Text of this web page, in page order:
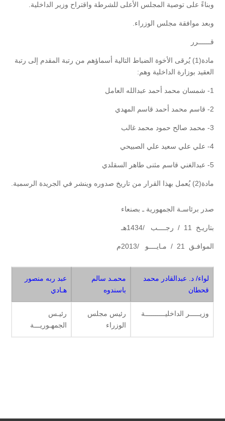
وبناءً على توصية المجلس الأعلى للشرطة واقتراح وزير الداخلية.
وبعد موافقة مجلس الوزراء.
قــــــرر
مادة(1) يُرقى الأخوة الضباط التالية أسماؤهم من رتبة المقدم إلى رتبة
العقيد بوزارة الداخلية وهم:
1- شمسان محمد أحمد عبدالله العامل
2- قاسم محمد أحمد قاسم المهدي
3- محمد صالح حمود محمد غالب
4- علي علي سعيد علي الصبيحي
5- عبدالغني قاسم مثنى طاهر السقلدي
مادة(2) يُعمل بهذا القرار من تاريخ صدوره وينشر في الجريدة الرسمية.
صدر برئاسـة الجمهورية ـ بصنعاء
بتاريـخ 11 / رجــــب /1434هـ
الموافـق 21 / مـايــــو /2013م
لواء/ د. عبدالقادر محمد
قحطان
محمـد سالم
باسندوه
عبد ربه منصور
هـادي
وزيـــــر الداخليــــــــــة
رئيس مجلس
الوزراء
رئيـس
الجمهـوريـــة